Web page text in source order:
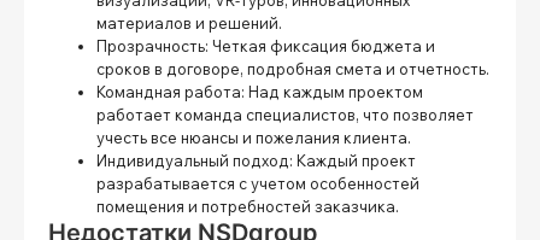
материалов и решений.
Прозрачность: Четкая фиксация бюджета и
сроков в договоре, подробная смета и отчетность.
Командная работа: Над каждым проектом
работает команда специалистов, что позволяет
учесть все нюансы и пожелания клиента.
Индивидуальный подход: Каждый проект
разрабатывается с учетом особенностей
помещения и потребностей заказчика.
Недостатки NSDgroup